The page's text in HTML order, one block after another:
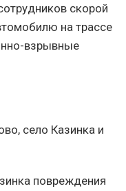
скорой
на трассе
взрывные
село Казинка и
повреждения